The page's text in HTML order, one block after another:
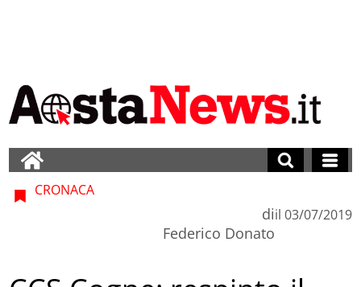
CRONACA
di
Federico Donato
il 03/07/2019